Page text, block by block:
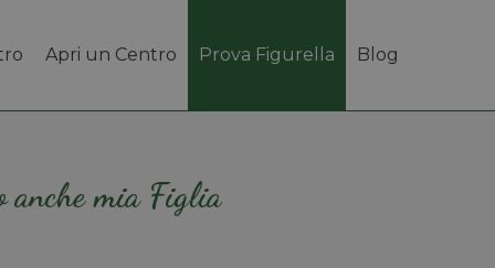
Apri un Centro Prova Figurella Blog
anche mia Figlia